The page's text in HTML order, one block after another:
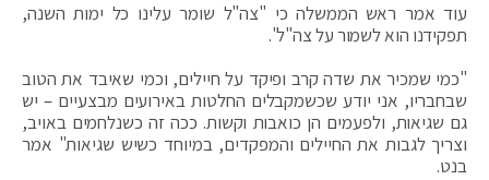
עוד אמר ראש הממשלה כי "צה"ל שומר עלינו כל ימות השנה,
תפקידנו הוא לשמור על צה"ל".
"כמי שמכיר את שדה קרב ופיקד על חיילים, וכמי שאיבד את הטוב
שבחבריו, אני יודע שכשמקבלים החלטות באירועים מבצעיים – יש
גם שגיאות, ולפעמים הן כואבות וקשות. ככה זה כשנלחמים באויב,
וצריך לגבות את החיילים והמפקדים, במיוחד כשיש שגיאות" אמר
בנט.